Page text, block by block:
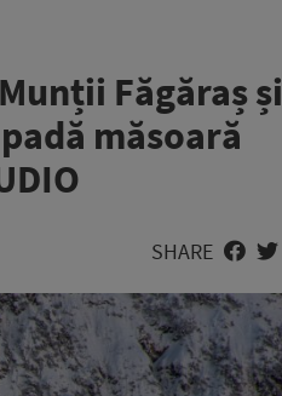
Făgăraș și
măsoară
SHARE